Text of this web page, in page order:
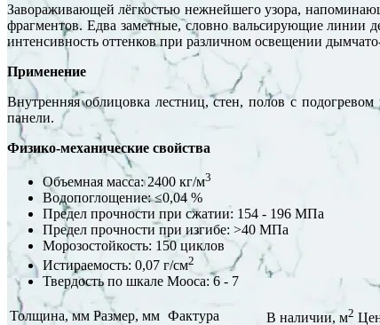
Завораживающей лёгкостью нежнейшего узора,
фрагментов. Едва заметные, словно вальсирующие линии
интенсивность оттенков при различном освещении
Применение
Внутренняя облицовка лестниц, стен, полов с
панели.
Физико-механические свойства
Объемная масса: 2400 кг/м3
Водопоглощение: ≤0,04 %
Предел прочности при сжатии: 154 - 196 МПа
Предел прочности при изгибе: >40 МПа
Морозостойкость: 150 циклов
Истираемость: 0,07 г/см2
Твердость по шкале Мооса: 6 - 7
Толщина, мм Размер, мм Фактура В наличии, м2